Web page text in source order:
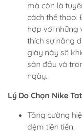
mà còn là
cách thể thao.
hợp với những
thích sự năng
giày này sẽ
sân đấu và
ngày.
Lý Do Chọn Nike
Tăng cường
đệm tiên tiến.